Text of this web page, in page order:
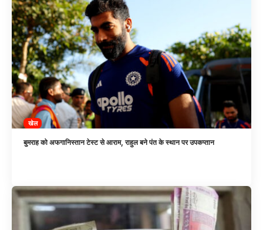
खेल
बुमराह को अफगानिस्तान टेस्ट से आराम, राहुल बने पंत के स्थान पर उपकप्तान